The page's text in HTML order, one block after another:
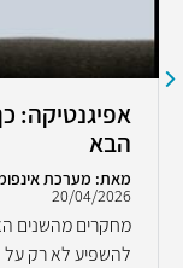
אפיגנטיקה:
הבא
מאת: מערכת
20/04/2026
מחקרים מהשנים
להשפיע לא רק על